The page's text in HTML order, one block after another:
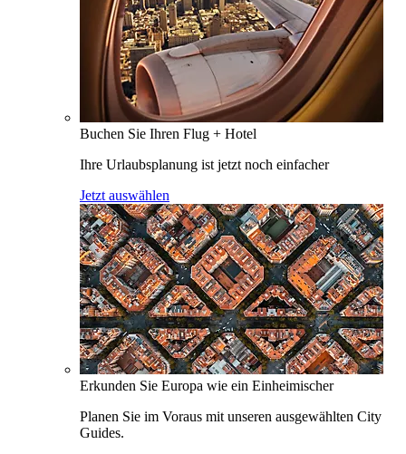
Buchen Sie Ihren Flug + Hotel
Ihre Urlaubsplanung ist jetzt noch einfacher
Jetzt auswählen
Erkunden Sie Europa wie ein Einheimischer
Planen Sie im Voraus mit unseren ausgewählten City
Guides.